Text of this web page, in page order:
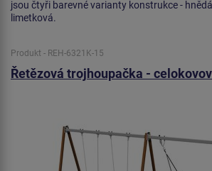
jsou čtyři barevné varianty konstrukce -
limetková.
Produkt - REH-6321K-15
Řetězová trojhoupačka -